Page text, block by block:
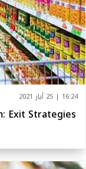
16:24 | 25 أيار 2021
Exit Strategies